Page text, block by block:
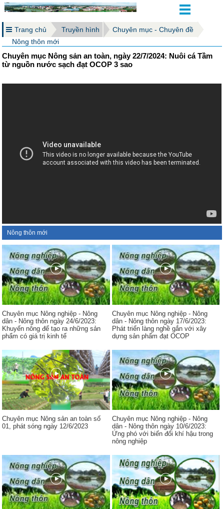
Trang chủ Truyền hình
Chuyên mục - Chuyên đề
Nông thôn mới
Chuyên mục Nông sản an toàn, ngày 22/7/2024: Nuôi cá Tầm
từ nguồn nước sạch đạt OCOP 3 sao
Nông thôn mới
Chuyên mục Nông nghiệp - Nông
dân - Nông thôn ngày 24/6/2023:
Khuyến nông để tạo ra những sản
phẩm có giá trị kinh tế
Chuyên mục Nông nghiệp - Nông
dân - Nông thôn ngày 17/6/2023:
Phát triển làng nghề gắn với xây
dựng sản phẩm đạt OCOP
Chuyên mục Nông sản an toàn số
01, phát sóng ngày 12/6/2023
Chuyên mục Nông nghiệp - Nông
dân - Nông thôn ngày 10/6/2023:
Ứng phó với biến đổi khí hậu trong
nông nghiệp